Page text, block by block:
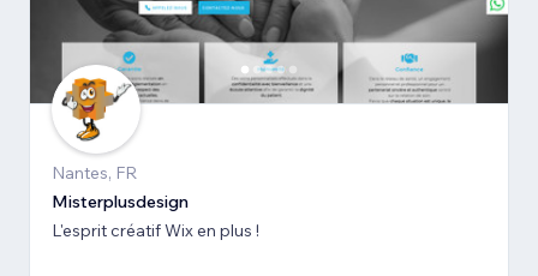
Nantes, FR
Misterplusdesign
L'esprit créatif Wix en plus !